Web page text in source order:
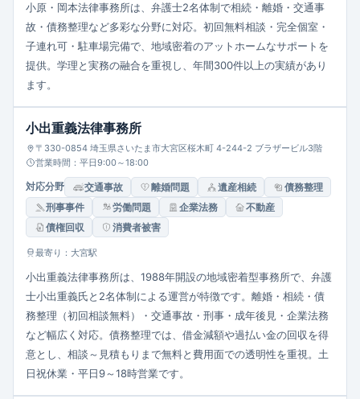
小原・岡本法律事務所は、弁護士2名体制で相続・離婚・交通事
故・債務整理など多彩な分野に対応。初回無料相談・完全個室・
子連れ可・駐車場完備で、地域密着のアットホームなサポートを
提供。学理と実務の融合を重視し、年間300件以上の実績があり
ます。
小出重義法律事務所
〒330-0854 埼玉県さいたま市大宮区桜木町 4-244-2 ブラザービル3階
営業時間：平日9:00～18:00
対応分野 交通事故 離婚問題 遺産相続
債務整理
刑事事件
労働問題 企業法務
不動産
債権回収
消費者被害
最寄り：大宮駅
小出重義法律事務所は、1988年開設の地域密着型事務所で、弁護
士小出重義氏と2名体制による運営が特徴です。離婚・相続・債
務整理（初回相談無料）・交通事故・刑事・成年後見・企業法務
など幅広く対応。債務整理では、借金減額や過払い金の回収を得
意とし、相談～見積もりまで無料と費用面での透明性を重視。土
日祝休業・平日9～18時営業です。